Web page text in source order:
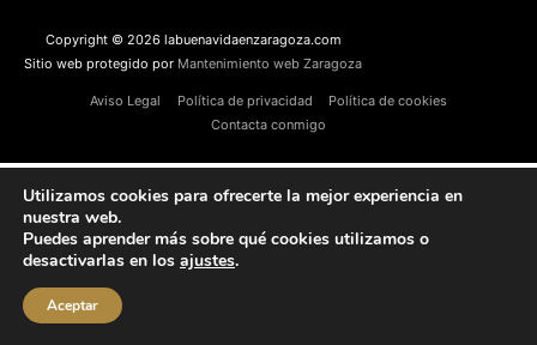
Copyright © 2026 labuenavidaenzaragoza.com
Sitio web protegido por Mantenimiento web Zaragoza
Aviso Legal Política de privacidad
Política de cookies
Contacta conmigo
Utilizamos cookies para ofrecerte la mejor experiencia en
nuestra web.
Puedes aprender más sobre qué cookies utilizamos o
desactivarlas en los ajustes.
Aceptar